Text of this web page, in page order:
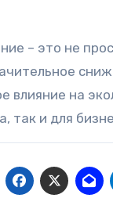
– это не
влияние на
так и для